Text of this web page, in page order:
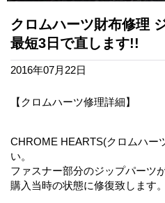
クロムハーツ財布修理
最短3日で直します!!
2016年07月22日
【クロムハーツ修理詳細】
CHROME HEARTS(クロムハー
い。
ファスナー部分のジップパーツ
購入当時の状態に修復致します。